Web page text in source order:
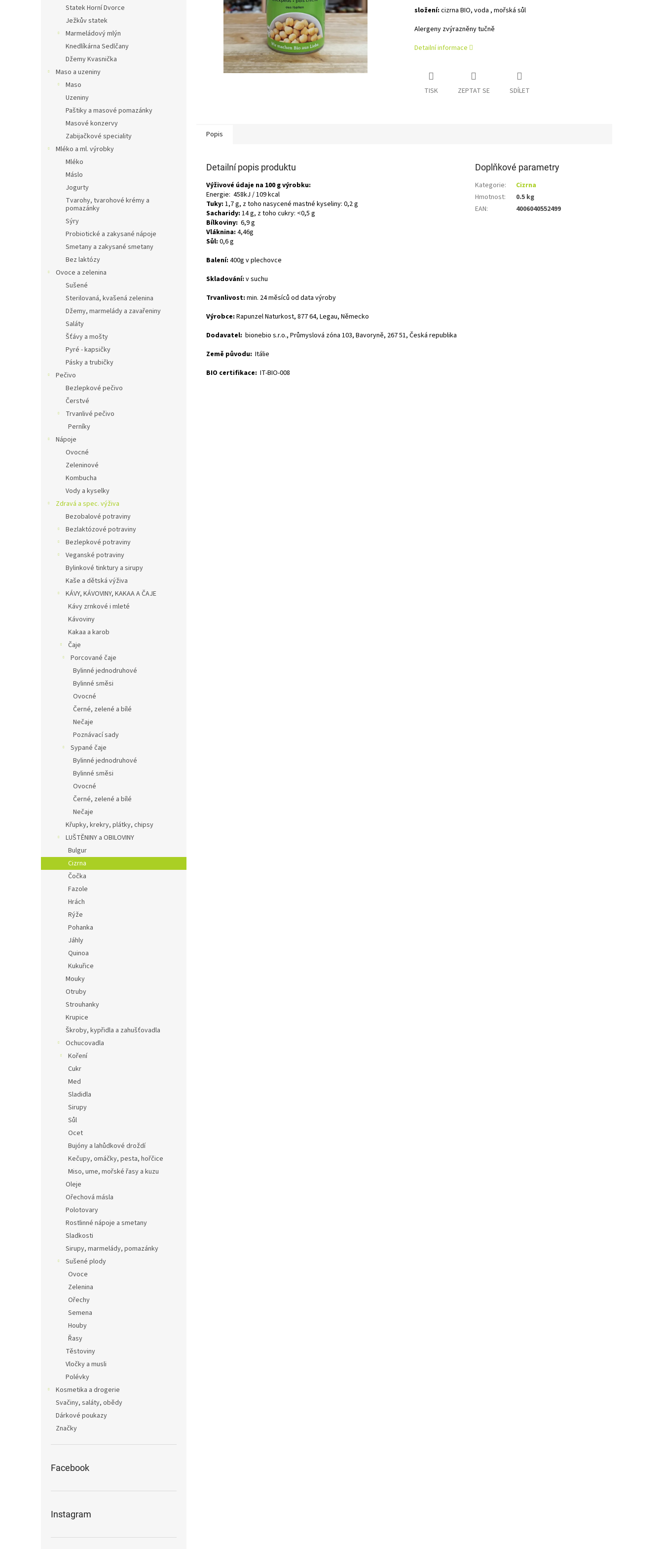
Statek Horní Dvorce
Ježkův statek
Marmeládový mlýn
Knedlíkárna Sedlčany
Džemy Kvasnička
Maso a uzeniny
Maso
Uzeniny
Paštiky a masové pomazánky
Masové konzervy
Zabijačkové speciality
Mléko a ml. výrobky
Mléko
Máslo
Jogurty
Tvarohy, tvarohové krémy a
pomazánky
Sýry
Probiotické a zakysané nápoje
Smetany a zakysané smetany
Bez laktózy
Ovoce a zelenina
Sušené
Sterilovaná, kvašená zelenina
Džemy, marmelády a zavařeniny
Saláty
Šťávy a mošty
Pyré - kapsičky
Pásky a trubičky
Pečivo
Bezlepkové pečivo
Čerstvé
Trvanlivé pečivo
Perníky
Nápoje
Ovocné
Zeleninové
Kombucha
Vody a kyselky
Zdravá a spec. výživa
Bezobalové potraviny
Bezlaktózové potraviny
Bezlepkové potraviny
Veganské potraviny
Bylinkové tinktury a sirupy
Kaše a dětská výživa
KÁVY, KÁVOVINY, KAKAA A ČAJE
Kávy zrnkové i mleté
Kávoviny
Kakaa a karob
Čaje
Porcované čaje
Bylinné jednodruhové
Bylinné směsi
Ovocné
Černé, zelené a bílé
Nečaje
Poznávací sady
Sypané čaje
Bylinné jednodruhové
Bylinné směsi
Ovocné
Černé, zelené a bílé
Nečaje
Křupky, krekry, plátky, chipsy
LUŠTĚNINY a OBILOVINY
Bulgur
Cizrna
Čočka
Fazole
Hrách
Rýže
Pohanka
Jáhly
Quinoa
Kukuřice
Mouky
Otruby
Strouhanky
Krupice
Škroby, kypřidla a zahušťovadla
Ochucovadla
Koření
Cukr
Med
Sladidla
Sirupy
Sůl
Ocet
Bujóny a lahůdkové droždí
Kečupy, omáčky, pesta, hořčice
Miso, ume, mořské řasy a kuzu
Oleje
Ořechová másla
Polotovary
Rostlinné nápoje a smetany
Sladkosti
Sirupy, marmelády, pomazánky
Sušené plody
Ovoce
Zelenina
Ořechy
Semena
Houby
Řasy
Těstoviny
Vločky a musli
Polévky
Kosmetika a drogerie
Svačiny, saláty, obědy
Dárkové poukazy
Značky
Facebook
Instagram
složení: cizrna BIO, voda , mořská sůl
Alergeny zvýrazněny tučně
Detailní informace
TISK ZEPTAT SE SDÍLET
Popis
Detailní popis produktu
Výživové údaje na 100 g výrobku:
Energie: 458kJ / 109 kcal
Tuky: 1,7 g, z toho nasycené mastné kyseliny: 0,2 g
Sacharidy: 14 g, z toho cukry: <0,5 g
Bílkoviny: 6,9 g
Vláknina: 4,46g
Sůl: 0,6 g
Balení: 400g v plechovce
Skladování: v suchu
Trvanlivost: min. 24 měsíců od data výroby
Výrobce: Rapunzel Naturkost, 877 64, Legau, Německo
Dodavatel: bionebio s.r.o., Průmyslová zóna 103, Bavoryně, 267 51, Česká republika
Země původu: Itálie
BIO certifikace: IT-BIO-008
Doplňkové parametry
Kategorie:
Cizrna
Hmotnost:
0.5 kg
EAN: 4006040552499